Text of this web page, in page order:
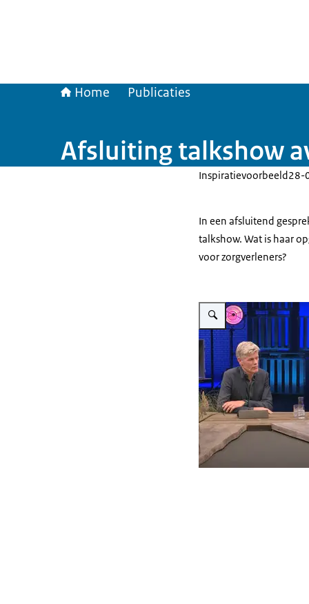
Home Publicaties
Afsluiting talkshow
Inspiratievoorbeeld28-
In een afsluitend
talkshow. Wat is haar
voor zorgverleners?
Vergroot afbeelding